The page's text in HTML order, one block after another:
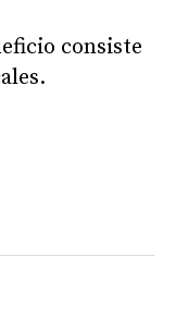
consiste